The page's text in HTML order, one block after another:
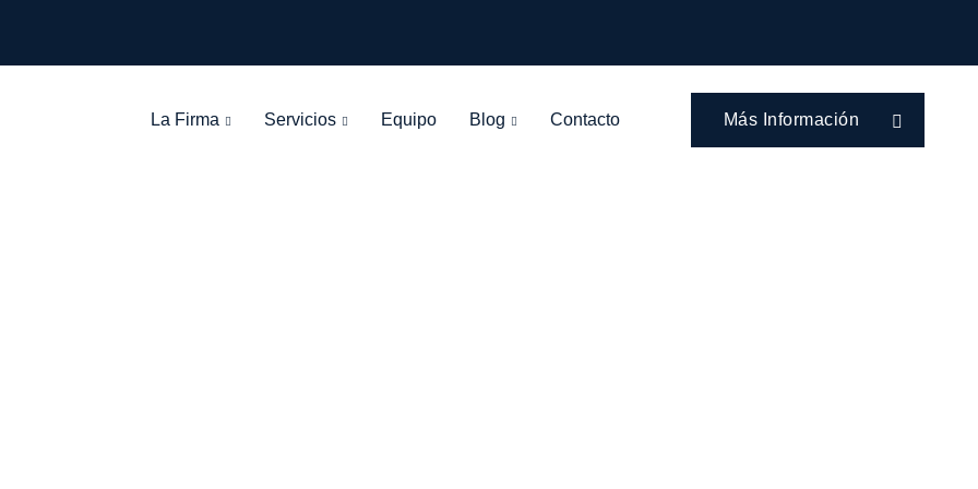
La Firma Servicios Equipo Blog Contacto Más Información